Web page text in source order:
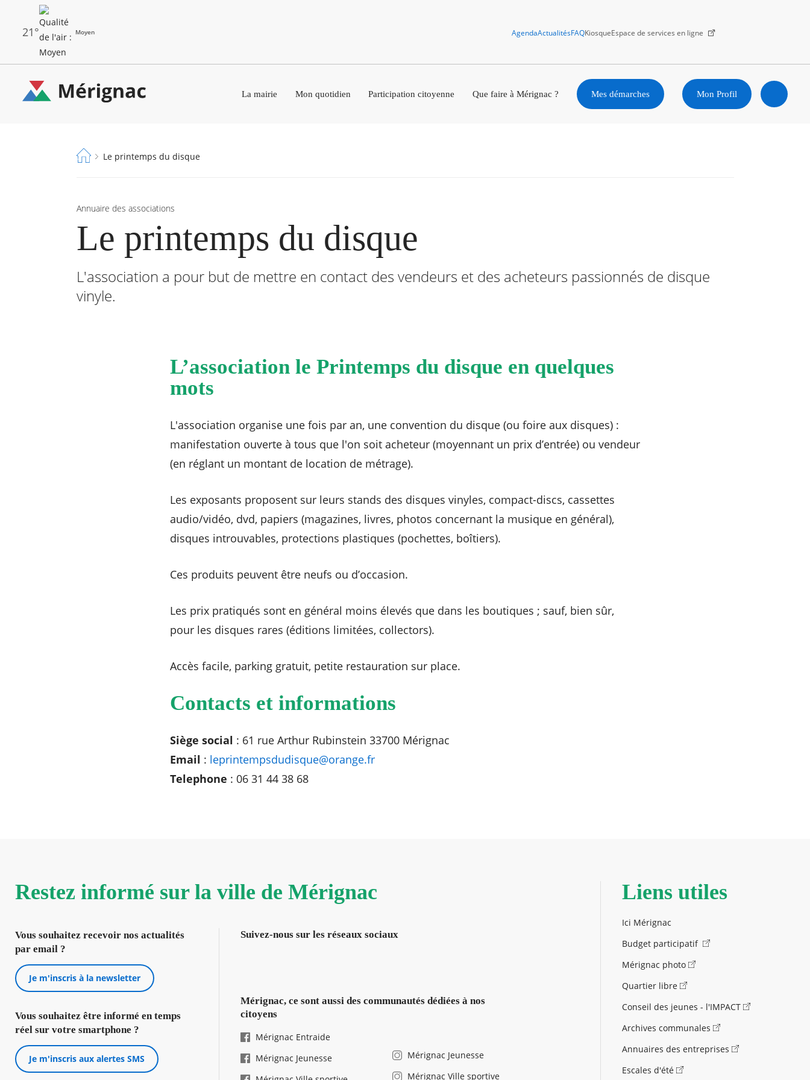
principal
21° Moyen
dernières
alertes
AgendaActualitésFAQKiosqueEspace de services en ligne
La mairie Mon quotidien Participation citoyenne Que faire à Mérignac ? Mes démarches Mon Profil
Fil
Le printemps du disque
Annuaire des associations
Le printemps du disque
L'association a pour but de mettre en contact des vendeurs et des acheteurs passionnés de disque
vinyle.
L’association le Printemps du disque en quelques
mots
L'association organise une fois par an, une convention du disque (ou foire aux disques) :
manifestation ouverte à tous que l'on soit acheteur (moyennant un prix d’entrée) ou vendeur
(en réglant un montant de location de métrage).
Les exposants proposent sur leurs stands des disques vinyles, compact-discs, cassettes
audio/vidéo, dvd, papiers (magazines, livres, photos concernant la musique en général),
disques introuvables, protections plastiques (pochettes, boîtiers).
Ces produits peuvent être neufs ou d’occasion.
Les prix pratiqués sont en général moins élevés que dans les boutiques ; sauf, bien sûr,
pour les disques rares (éditions limitées, collectors).
Accès facile, parking gratuit, petite restauration sur place.
Contacts et informations
Siège social : 61 rue Arthur Rubinstein 33700 Mérignac
Email : leprintempsdudisque@orange.fr
Telephone : 06 31 44 38 68
Restez informé sur la ville de Mérignac
Vous souhaitez recevoir nos actualités
par email ?
Je m'inscris à la newsletter
Vous souhaitez être informé en temps
réel sur votre smartphone ?
Je m'inscris aux alertes SMS
Suivez-nous sur les réseaux sociaux
Mérignac, ce sont aussi des communautés dédiées à nos
citoyens
Mérignac Entraide
Mérignac Jeunesse
Mérignac Jeunesse
Mérignac Ville sportive
Liens utiles
Ici Mérignac
Budget participatif
Mérignac photo
Quartier libre
Conseil des jeunes - l'IMPACT
Archives communales
Annuaires des entreprises
Escales d'été